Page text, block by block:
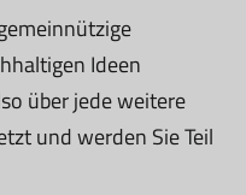
Ideen
über jede weitere
und werden Sie Teil